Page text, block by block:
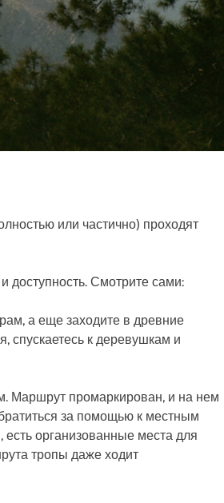
или частично) проходят
доступность. Смотрите сами:
а еще заходите в древние
спускаетесь к деревушкам и
Маршрут промаркирован, и на нем
за помощью к местным
организованные места для
тропы даже ходит